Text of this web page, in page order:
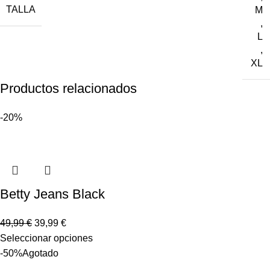
TALLA
M
,
L
,
XL
Productos relacionados
-20%
Betty Jeans Black
49,99€ 39,99 €
Seleccionar opciones
-50%Agotado